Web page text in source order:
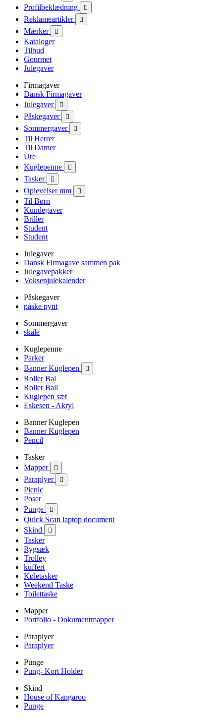
Profilbeklædning 
Reklameartikler 
Mærker 
Kataloger
Tilbud
Gourmet
Julegaver
Firmagaver
Dansk Firmagaver
Julegaver

Påskegaver 
Sommergaver 
Til Herrer
Til Damer
Ure
Kuglepenne

Tasker 
Oplevelser mm 
Til Børn
Kundegaver
Briller
Student
Student
Julegaver
Dansk Firmagave sammen pak
Julegavepakker
Voksenjulekalender
Påskegaver
påske pynt
Sommergaver
skåle
Kuglepenne
Parker
Banner Kuglepen

Roller Bal
Roller Ball
Kuglepen sæt
Eskesen - Akryl
Banner Kuglepen
Banner Kuglepen
Pencil
Tasker
Mapper

Paraplyer 
Picnic
Poser
Punge

Quick Scan laptop document
Skind

Tasker
Rygsæk
Trolley
kuffert
Køletasker
Weekend Taske
Toilettaske
Mapper
Portfolio - Dokumentmapper
Paraplyer
Paraplyer
Punge
Pung- Kort Holder
Skind
House of Kangaroo
Punge